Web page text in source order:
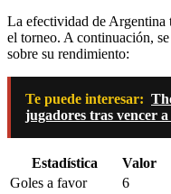
La efectividad de Argentina
el torneo. A continuación,
sobre su rendimiento:
Te puede interesar:
jugadores tras vencer
Estadística
Valor
Goles a favor
6